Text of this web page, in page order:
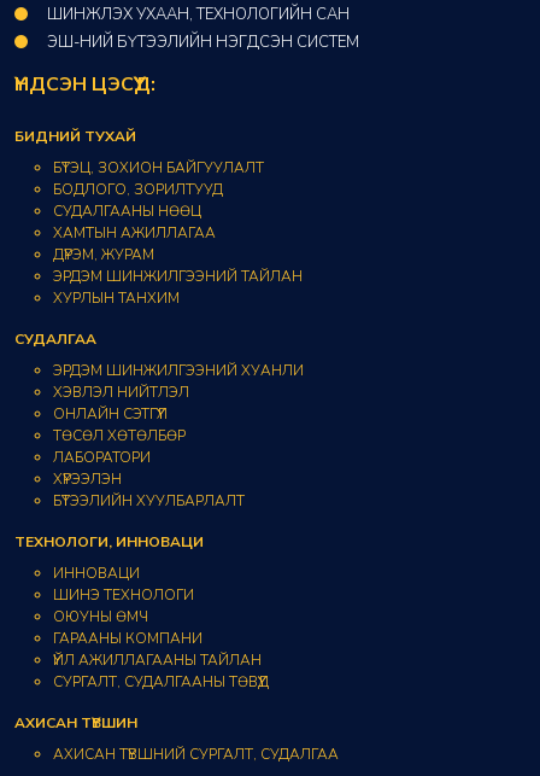
ШИНЖЛЭХ УХААН, ТЕХНОЛОГИЙН САН​
ЭШ-НИЙ БҮТЭЭЛИЙН НЭГДСЭН СИСТЕМ
ҮНДСЭН ЦЭСҮҮД:
БИДНИЙ ТУХАЙ
БҮТЭЦ, ЗОХИОН БАЙГУУЛАЛТ
БОДЛОГО, ЗОРИЛТУУД
СУДАЛГААНЫ НӨӨЦ
ХАМТЫН АЖИЛЛАГАА
ДҮРЭМ, ЖУРАМ
ЭРДЭМ ШИНЖИЛГЭЭНИЙ ТАЙЛАН
ХУРЛЫН ТАНХИМ
СУДАЛГАА
ЭРДЭМ ШИНЖИЛГЭЭНИЙ ХУАНЛИ
ХЭВЛЭЛ НИЙТЛЭЛ
ОНЛАЙН СЭТГҮҮЛ
ТӨСӨЛ ХӨТӨЛБӨР
ЛАБОРАТОРИ
ХҮРЭЭЛЭН
БҮТЭЭЛИЙН ХУУЛБАРЛАЛТ
ТЕХНОЛОГИ, ИННОВАЦИ
ИННОВАЦИ
ШИНЭ ТЕХНОЛОГИ
ОЮУНЫ ӨМЧ
ГАРААНЫ КОМПАНИ
ҮЙЛ АЖИЛЛАГААНЫ ТАЙЛАН
СУРГАЛТ, СУДАЛГААНЫ ТӨВҮҮД
АХИСАН ТҮВШИН
АХИСАН ТҮВШНИЙ СУРГАЛТ, СУДАЛГАА